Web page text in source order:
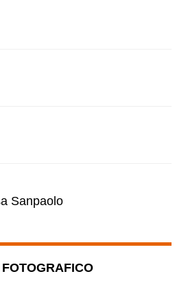
Sanpaolo